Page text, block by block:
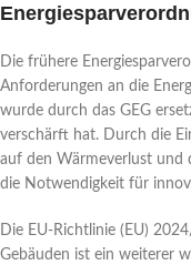
Die frühere
Anforderungen an die
wurde durch das GEG
verschärft hat. Durch die
auf den Wärmeverlust und
die Notwendigkeit für
Die EU-Richtlinie (EU)
Gebäuden ist ein weiterer